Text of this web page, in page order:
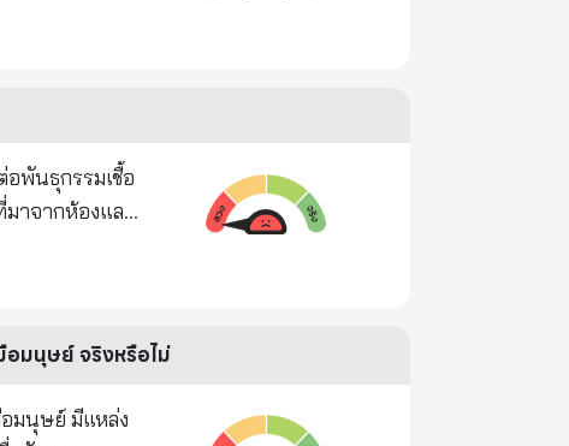
กันบูดเกิน
แพทย์ ใน
ดังกล่าวแล้ว
ำให้เกิด
ประชาชาติ
อมนุษย์ จริงหรือไม่